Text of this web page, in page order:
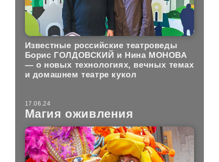
Известные российские театроведы
Борис ГОЛДОВСКИЙ и Нина МОНОВА
— о новых технологиях, вечных темах
и домашнем театре кукол
17.06.24
Магия оживления